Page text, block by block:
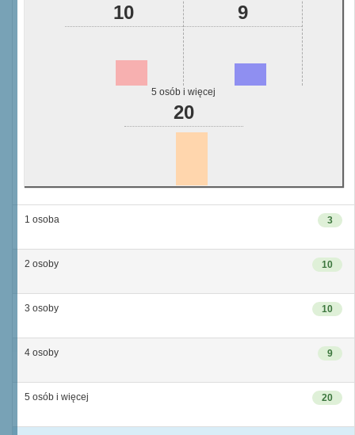
10 9
5 osób i więcej
20
3
1 osoba
10
2 osoby
10
3 osoby
9
4 osoby
20
5 osób i więcej